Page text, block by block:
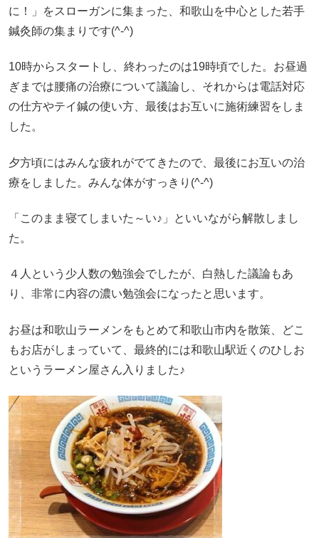
に！」をスローガンに集まった、和歌山を中心とした若手
鍼灸師の集まりです(^-^)
10時からスタートし、終わったのは19時頃でした。お昼過
ぎまでは腰痛の治療について議論し、それからは電話対応
の仕方やテイ鍼の使い方、最後はお互いに施術練習をしま
した。
夕方頃にはみんな疲れがでてきたので、最後にお互いの治
療をしました。みんな体がすっきり(^-^)
「このまま寝てしまいた～い♪」といいながら解散しまし
た。
４人という少人数の勉強会でしたが、白熱した議論もあ
り、非常に内容の濃い勉強会になったと思います。
お昼は和歌山ラーメンをもとめて和歌山市内を散策、どこ
もお店がしまっていて、最終的には和歌山駅近くのひしお
というラーメン屋さん入りました♪